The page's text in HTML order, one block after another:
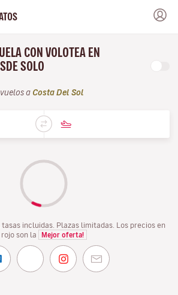
CON VOLOTEA EN
SOLO
a Costa Del Sol
incluidas. Plazas limitadas. Los precios en
rojo son la
Mejor oferta!